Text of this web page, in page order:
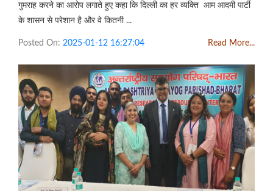
गुमराह करने का आरोप लगाते हुए कहा कि दिल्ली का हर व्यक्ति आम आदमी पार्टी
के शासन से परेशान है और वे कितनी ...
Posted On: 2025-01-12 16:27:04 Read More...